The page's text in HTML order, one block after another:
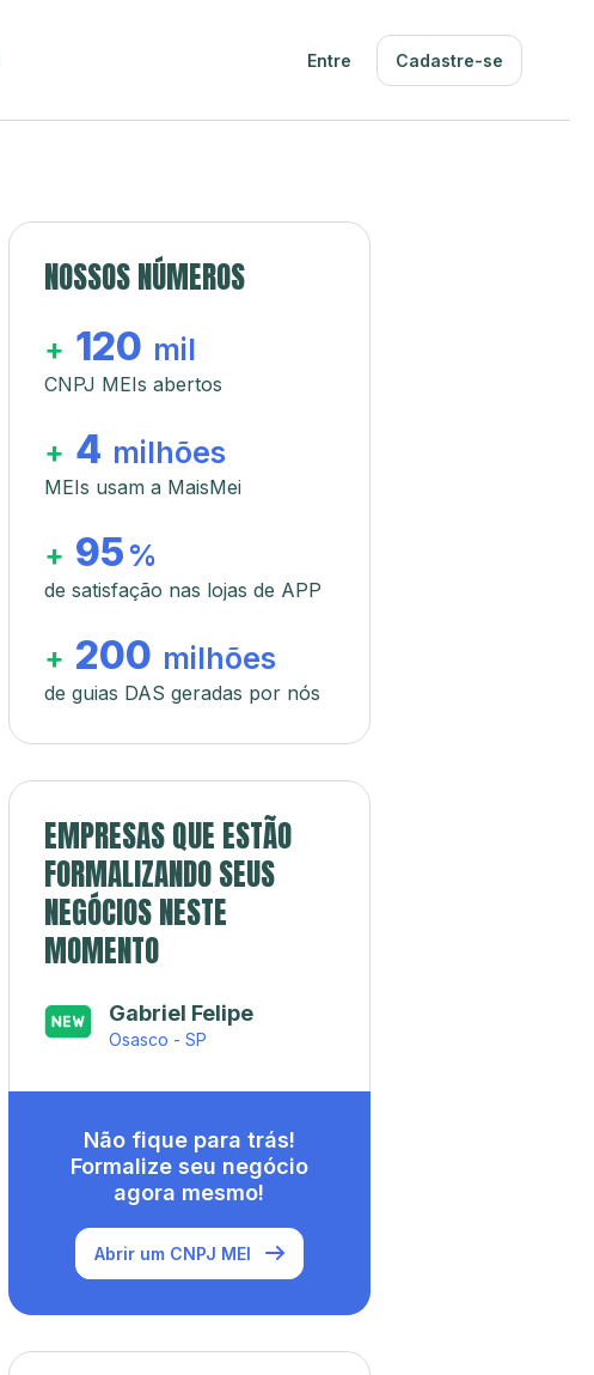
Entre Cadastre-se
NOSSOS NÚMEROS
+ 120 mil
CNPJ MEIs abertos
+ 4 milhões
MEIs usam a MaisMei
+ 95 %
de satisfação nas lojas de APP
+ 200 milhões
de guias DAS geradas por nós
EMPRESAS QUE ESTÃO
FORMALIZANDO SEUS
NEGÓCIOS NESTE
MOMENTO
Gabriel Felipe
Osasco - SP
Não fique para trás!
Formalize seu negócio
agora mesmo!
Abrir um CNPJ MEI